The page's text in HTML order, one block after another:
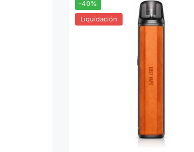
-40%
Liquidación